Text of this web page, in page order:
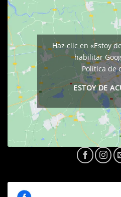
Haz clic en «Estoy
habilitar
Política de
ESTOY DE